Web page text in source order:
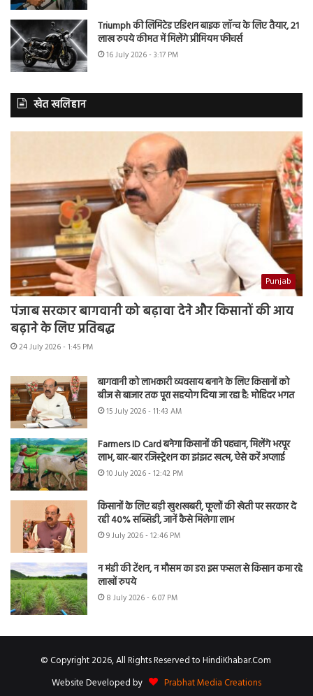
Triumph की लिमिटेड एडिशन बाइक लॉन्च के लिए तैयार, 21
लाख रुपये कीमत में मिलेंगे प्रीमियम फीचर्स
16 July 2026 - 3:17 PM
खेत खलिहान
Punjab
पंजाब सरकार बागवानी को बढ़ावा देने और किसानों की आय
बढ़ाने के लिए प्रतिबद्ध
24 July 2026 - 1:45 PM
बागवानी को लाभकारी व्यवसाय बनाने के लिए किसानों को
बीज से बाजार तक पूरा सहयोग दिया जा रहा है: मोहिंदर भगत
15 July 2026 - 11:43 AM
Farmers ID Card बनेगा किसानों की पहचान, मिलेंगे भरपूर
लाभ, बार-बार रजिस्ट्रेशन का झंझट खत्म, ऐसे करें अप्लाई
10 July 2026 - 12:42 PM
किसानों के लिए बड़ी खुशखबरी, फूलों की खेती पर सरकार दे
रही 40% सब्सिडी, जानें कैसे मिलेगा लाभ
9 July 2026 - 12:46 PM
न मंडी की टेंशन, न मौसम का डर! इस फसल से किसान कमा रहे
लाखों रुपये
8 July 2026 - 6:07 PM
© Copyright 2026, All Rights Reserved to HindiKhabar.Com
Website Developed by
Prabhat Media Creations